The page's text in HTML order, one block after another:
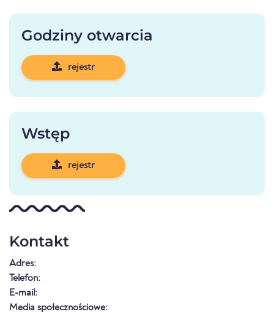
Godziny otwarcia
rejestr
Wstęp
rejestr
Kontakt
Adres:
Telefon:
E-mail:
Media społecznościowe: